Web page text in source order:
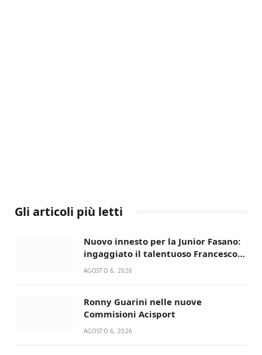
Gli articoli più letti
Nuovo innesto per la Junior Fasano:
ingaggiato il talentuoso Francesco
Lupo Timini
AGOSTO 6, 2026
Ronny Guarini nelle nuove
Commisioni Acisport
AGOSTO 6, 2026